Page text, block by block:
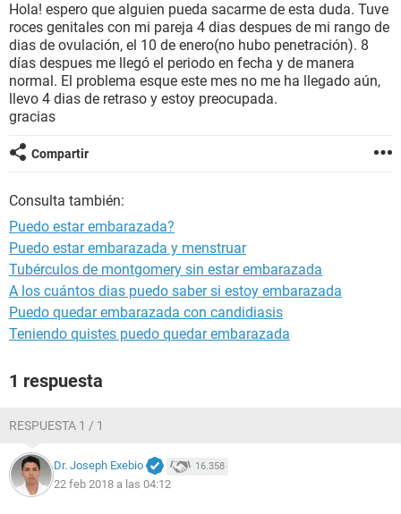
BIENESTAR
SEXUALIDAD
GLOSARIO
Hola! espero que alguien pueda sacarme de esta duda. Tuve
roces genitales con mi pareja 4 dias despues de mi rango de
dias de ovulación, el 10 de enero(no hubo penetración). 8
días despues me llegó el periodo en fecha y de manera
normal. El problema esque este mes no me ha llegado aún,
llevo 4 dias de retraso y estoy preocupada.
gracias
Compartir
Consulta también:
Puedo estar embarazada?
Puedo estar embarazada y menstruar
Tubérculos de montgomery sin estar embarazada
A los cuántos dias puedo saber si estoy embarazada
Puedo quedar embarazada con candidiasis
Teniendo quistes puedo quedar embarazada
1 respuesta
RESPUESTA 1 / 1
Dr. Joseph Exebio 16.358
22 feb 2018 a las 04:12